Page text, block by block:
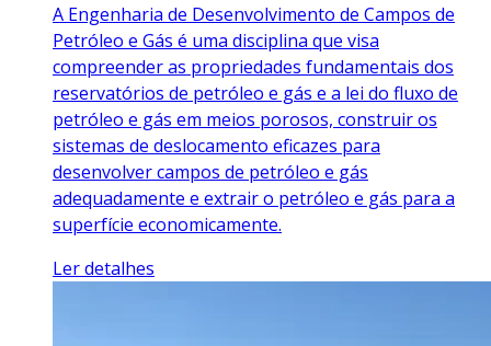
A Engenharia de Desenvolvimento de Campos de
Petróleo e Gás é uma disciplina que visa
compreender as propriedades fundamentais dos
reservatórios de petróleo e gás e a lei do fluxo de
petróleo e gás em meios porosos, construir os
sistemas de deslocamento eficazes para
desenvolver campos de petróleo e gás
adequadamente e extrair o petróleo e gás para a
superfície economicamente.
Ler detalhes